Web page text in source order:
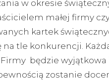
w okresie
małej firmy
kartek
na tle konkurencji.
będzie wyjątkowa
zostanie